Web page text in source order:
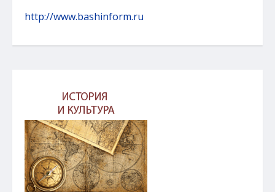
http://www.bashinform.ru